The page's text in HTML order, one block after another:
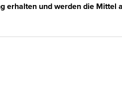
erhalten und werden die Mittel